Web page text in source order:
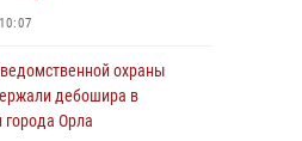
охраны
дебошира в
Орла